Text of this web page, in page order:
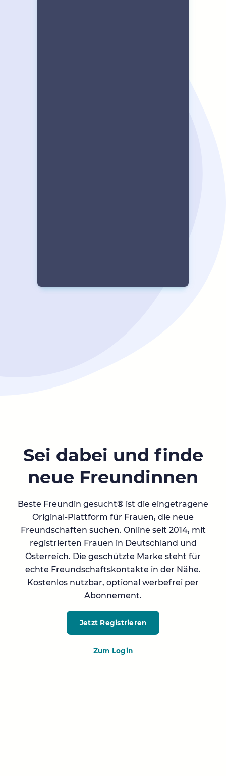
Sei dabei und finde
neue Freundinnen
Beste Freundin gesucht® ist die eingetragene
Original-Plattform für Frauen, die neue
Freundschaften suchen. Online seit 2014, mit
registrierten Frauen in Deutschland und
Österreich. Die geschützte Marke steht für
echte Freundschaftskontakte in der Nähe.
Kostenlos nutzbar, optional werbefrei per
Abonnement.
Jetzt Registrieren
Zum Login